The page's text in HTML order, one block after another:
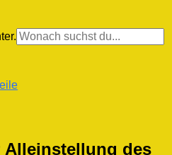
Alleinstellung des